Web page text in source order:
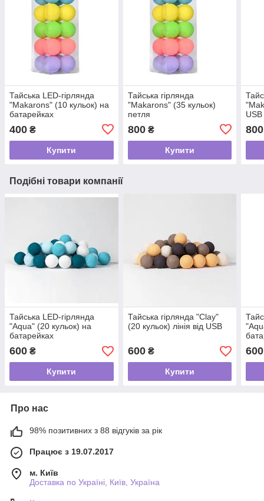
Тайська LED-гірлянда
"Makarons" (10 кульок) на
батарейках
400 ₴
Купити
Тайська гірлянда
"Makarons" (35 кульок)
петля
800₴
Купити
USB
800
Подібні товари компанії
Тайська LED-гірлянда
"Aqua" (20 кульок) на
батарейках
600 ₴
Купити
Тайська гірлянда "Clay"
(20 кульок) лінія від USB
600₴
Купити
600
Про нас
98% позитивних з 88 відгуків за рік
Працює з 19.07.2017
м. Київ
Доставка по Україні, Київ, Україна